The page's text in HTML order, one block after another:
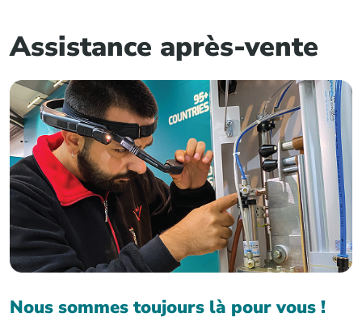
Assistance après-vente
Nous sommes toujours là pour vous !